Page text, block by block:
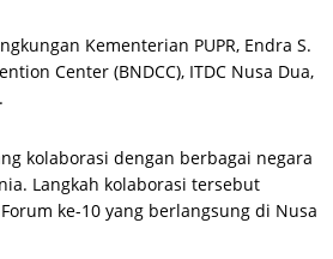
Kementerian PUPR, Endra S.
Center (BNDCC), ITDC Nusa Dua,
kolaborasi dengan berbagai negara
Langkah kolaborasi tersebut
ke-10 yang berlangsung di Nusa